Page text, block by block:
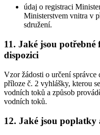
údaj o registraci
Ministerstvem vnitra v
sdružení.
11. Jaké jsou
dispozici
Vzor žádosti o určení
příloze č. 2 vyhlášky, kterou
vodních toků a způsob
vodních toků.
12. Jaké jsou